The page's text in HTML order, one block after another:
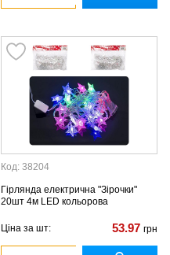
Код: 38204
Гірлянда електрична "Зірочки"
20шт 4м LED кольорова
Ціна за шт: 53.97 грн